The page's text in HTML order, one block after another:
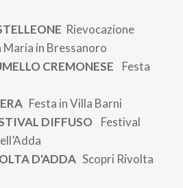
Rievocazione
in Bressanoro
CREMONESE Festa
Festa in Villa Barni
DIFFUSO
Festival
D'ADDA Scopri Rivolta